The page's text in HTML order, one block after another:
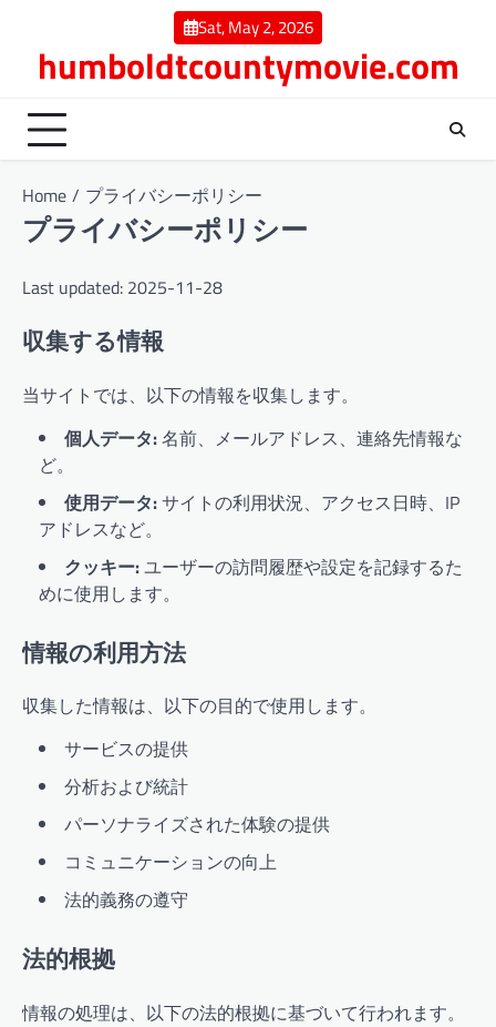
content
Sat, May 2, 2026
humboldtcountymovie.com
Home プライバシーポリシー
プライバシーポリシー
Last updated: 2025-11-28
収集する情報
当サイトでは、以下の情報を収集します。
個人データ:名前、メールアドレス、連絡先情報な
ど。
使用データ:サイトの利用状況、アクセス日時、IP
アドレスなど。
クッキー:ユーザーの訪問履歴や設定を記録するた
めに使用します。
情報の利用方法
収集した情報は、以下の目的で使用します。
サービスの提供
分析および統計
パーソナライズされた体験の提供
コミュニケーションの向上
法的義務の遵守
法的根拠
情報の処理は、以下の法的根拠に基づいて行われます。